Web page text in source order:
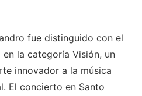
fue distinguido con el
la categoría Visión, un
innovador a la música
El concierto en Santo